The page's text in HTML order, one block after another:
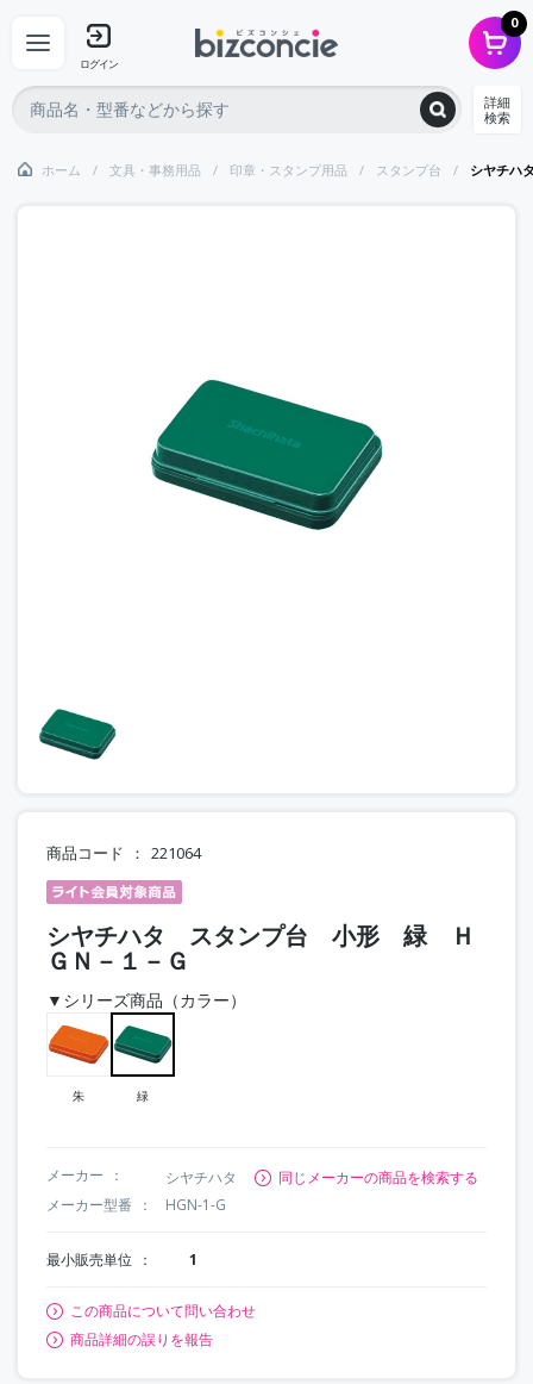
ログイン
0
詳細
検索
ホーム 文具・事務用品 印章・スタンプ用品 スタンプ台 シヤチ
商品コード 221064
シヤチハタ スタンプ台 小形 緑 Ｈ
ＧＮ－１－Ｇ
▼シリーズ商品（カラー）
朱 緑
メーカー シヤチハタ
同じメーカーの商品を検索する
メーカー型番
HGN-1-G
最小販売単位 1
この商品について問い合わせ
商品詳細の誤りを報告